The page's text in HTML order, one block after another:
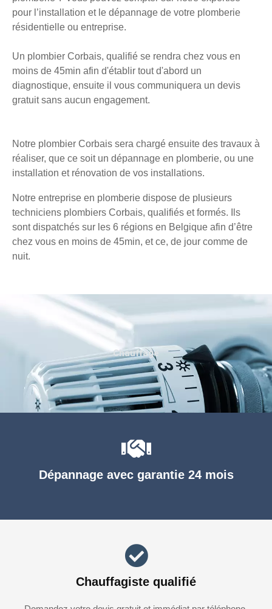
pour l’installation et le dépannage de votre plomberie
résidentielle ou entreprise.
Un plombier Corbais, qualifié se rendra chez vous en
moins de 45min afin d'établir tout d'abord un
diagnostique, ensuite il vous communiquera un devis
gratuit sans aucun engagement.
Notre plombier Corbais sera chargé ensuite des travaux à
réaliser, que ce soit un dépannage en plomberie, ou une
installation et rénovation de vos installations.
Notre entreprise en plomberie dispose de plusieurs
techniciens plombiers Corbais, qualifiés et formés. Ils
sont dispatchés sur les 6 régions en Belgique afin d’être
chez vous en moins de 45min, et ce, de jour comme de
nuit.
Dépannage avec garantie 24 mois
Chauffagiste qualifié
Chauffage